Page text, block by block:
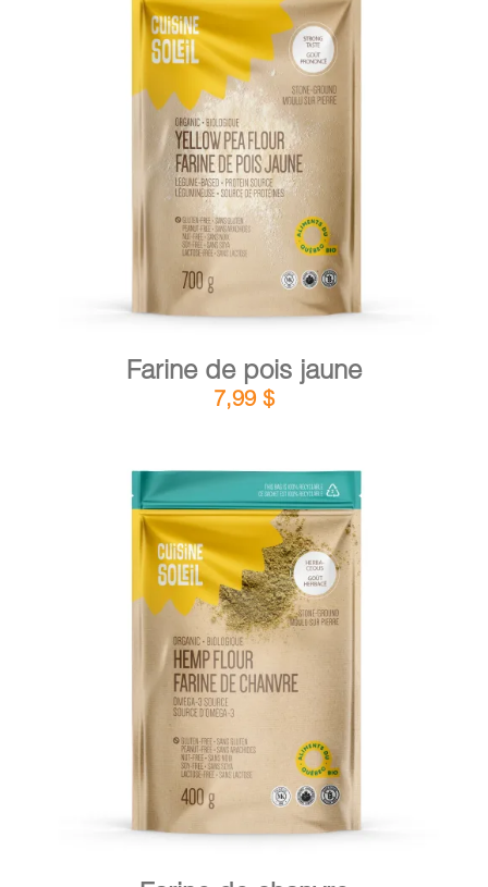
AJOUTER AU PANIER / DÉTAILS
Farine de pois jaune
7,99 $
AJOUTER AU PANIER